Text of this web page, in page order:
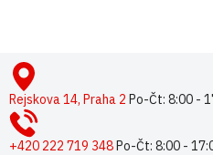
pRejskova 14, Praha 2 Po-Čt: 8:00 -
+420 222 719 348Po-Čt: 8:00 -